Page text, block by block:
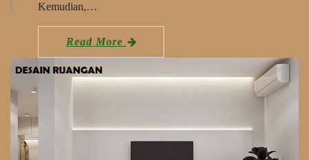
Kemudian,…
Read More